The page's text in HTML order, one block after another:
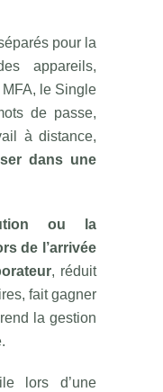
pour la
appareils,
MFA, le Single
de passe,
à distance,
dans une
ou la
de l’arrivée
, réduit
fait gagner
la gestion
lors d’une